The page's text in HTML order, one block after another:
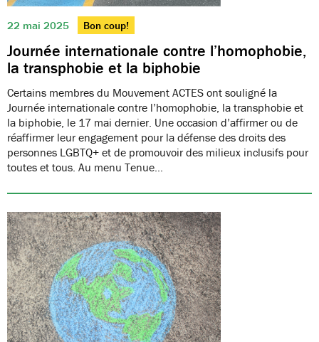
22 mai 2025 Bon coup!
Journée internationale contre l’homophobie,
la transphobie et la biphobie
Certains membres du Mouvement ACTES ont souligné la
Journée internationale contre l’homophobie, la transphobie et
la biphobie, le 17 mai dernier. Une occasion d’affirmer ou de
réaffirmer leur engagement pour la défense des droits des
personnes LGBTQ+ et de promouvoir des milieux inclusifs pour
toutes et tous. Au menu Tenue…